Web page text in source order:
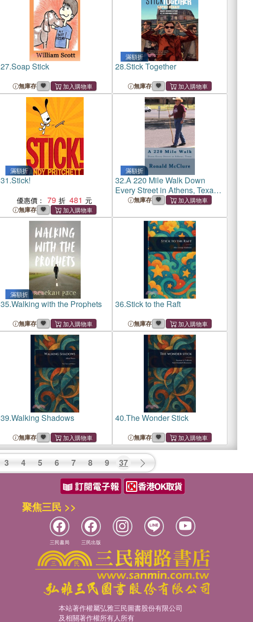
27.Soap Stick
無庫存
滿額折
28.Stick Together
無庫存
滿額折
31.Stick!
優惠價： 79 481
無庫存
滿額折
32.A 220 Mile Walk Down
Every Street in Athens, Texas
― My Walking Stick and I
無庫存
滿額折
35.Walking with the Prophets
無庫存
36.Stick to the Raft
無庫存
39.Walking Shadows
無庫存
40.The Wonder Stick
無庫存
3 4 5 6 7 8 9 37
聚焦三民 >>
三民書局 三民出版
本站著作權屬弘雅三民圖書股份有限公司
及相關著作權所有人所有